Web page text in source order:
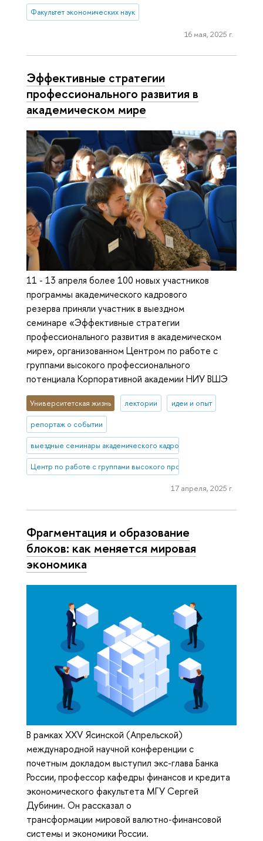
Факультет экономических наук
16 мая, 2025 г.
Эффективные стратегии
профессионального развития в
академическом мире
11 - 13 апреля более 100 новых участников
программы академического кадрового
резерва приняли участник в выездном
семинаре «Эффективные стратегии
профессионального развития в академическом
мире», организованном Центром по работе с
группами высокого профессионального
потенциала Корпоративной академии НИУ ВШЭ
Университетская жизнь лектории идеи и опыт
репортаж о событии
выездные семинары академического кадрового резерва
Центр по работе с группами высокого профессионального
17 апреля, 2025 г.
Фрагментация и образование
блоков: как меняется мировая
экономика
В рамках XXV Ясинской (Апрельской)
международной научной конференции с
почетным докладом выступил экс-глава Банка
России, профессор кафедры финансов и кредита
экономического факультета МГУ Сергей
Дубинин. Он рассказал о
трансформации мировой валютно-финансовой
системы и экономики России.